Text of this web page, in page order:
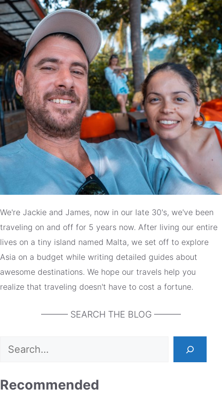
We're Jackie and James, now in our late 30's, we've been
traveling on and off for 5 years now. After living our entire
lives on a tiny island named Malta, we set off to explore
Asia on a budget while writing detailed guides about
awesome destinations. We hope our travels help you
realize that traveling doesn't have to cost a fortune.
——— SEARCH THE BLOG ———
Search
Recommended